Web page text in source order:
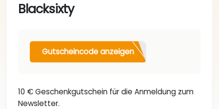
Blacksixty
Gutscheincode anzeigen
10 € Geschenkgutschein für die Anmeldung zum
Newsletter.